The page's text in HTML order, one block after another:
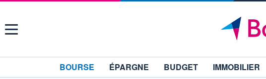
Menu
BOURSE ÉPARGNE BUDGET IMMOBILIER